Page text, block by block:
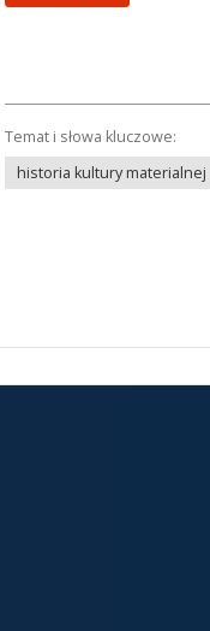
Temat i słowa kluczowe:
historia kultury materialnej